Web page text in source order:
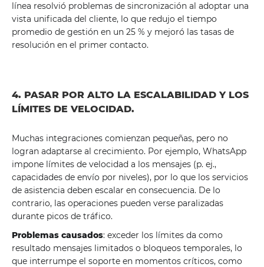
línea resolvió problemas de sincronización al adoptar una
vista unificada del cliente, lo que redujo el tiempo
promedio de gestión en un 25 % y mejoró las tasas de
resolución en el primer contacto.
4. PASAR POR ALTO LA ESCALABILIDAD Y LOS
LÍMITES DE VELOCIDAD.
Muchas integraciones comienzan pequeñas, pero no
logran adaptarse al crecimiento. Por ejemplo, WhatsApp
impone límites de velocidad a los mensajes (p. ej.,
capacidades de envío por niveles), por lo que los servicios
de asistencia deben escalar en consecuencia. De lo
contrario, las operaciones pueden verse paralizadas
durante picos de tráfico.
Problemas causados: exceder los límites da como
resultado mensajes limitados o bloqueos temporales, lo
que interrumpe el soporte en momentos críticos, como